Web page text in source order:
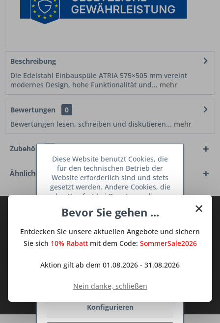
Beschreibung
Die Edelstahl Einbauspüle ATRIA 575×505 mm vereint
modernes Design, hohe Funktionalität und... mehr
Bewertungen
0
Bewertungen lesen, schreiben und diskutieren... mehr
Zubehör
Ähnliche Artikel
Abonnieren Sie den kostenlosen Deine
Sie keine Neuigkeit oder Aktion mehr aus
dem Traum Küchen - Shop.
Ich habe dieDatenschutzbestimmungen
zur Kenntnis genommen.
×
Bevor Sie gehen ...
Entdecken Sie unsere aktuellen Angebote und sichern
Sie sich 10% Rabattmit dem Code: SommerSale2026
Aktion gilt ab dem 01.08.2026 - 31.08.2026
Nein danke, schließen
Diese Website benutzt Cookies, die
für den technischen Betrieb der
Website erforderlich sind und stets
gesetzt werden. Andere Cookies, die
den Komfort bei Benutzung dieser
dienen oder die Interaktion mit
Netzwerken vereinfachen sollen,
werden nur mit Ihrer Zustimmung
Ablehnen
Konfigurieren